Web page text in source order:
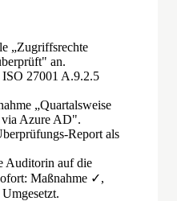
„Zugriffsrechte
an.
27001 A.9.2.5
„Quartalsweise
Azure AD".
Report als
Auditorin auf die
Maßnahme ✓,